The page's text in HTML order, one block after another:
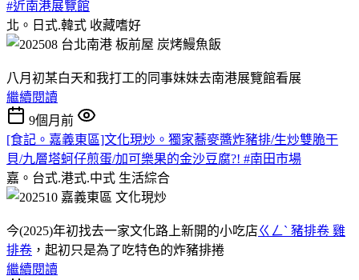
#近南港展覽館
北。日式.韓式 收藏嗜好
八月初某白天和我打工的同事妹妹去南港展覽館看展
繼續閱讀
9個月前
[食記。嘉義東區]文化現炒。獨家蕎麥醬炸豬排/生炒雙脆干
貝/九層塔蚵仔煎蛋/加可樂果的金沙豆腐?! #南田市場
嘉。台式.港式.中式 生活綜合
今(2025)年初找去一家文化路上新開的小吃店ㄍㄥˋ 豬排卷 雞
排卷 ，起初只是為了吃特色的炸豬排捲
繼續閱讀